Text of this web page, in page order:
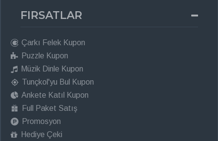
FIRSATLAR
Çarkı Felek Kupon
Puzzle Kupon
Müzik Dinle Kupon
Tunçkol'yu Bul Kupon
Ankete Katıl Kupon
Full Paket Satış
Promosyon
Hediye Çeki